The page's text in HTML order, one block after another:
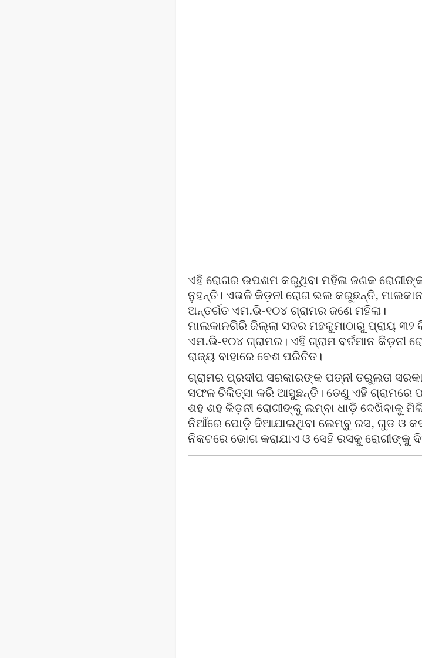
ଏହି ରୋଗର ଉପଶମ କରୁଥିବା ମହିଳା ଜଣକ
ନୁହନ୍ତି। ଏଭଳି କିଡ଼ନୀ ରୋଗ ଭଲ କରୁଛନ୍ତି,
ଅନ୍ତର୍ଗତ ଏମ.ଭି-୧୦୪ ଗ୍ରାମର ଜଣେ ମହିଳା।
ମାଲକାନଗିରି ଜିଲ୍ଲା ସଦର ମହକୁମାଠାରୁ ପ୍ରାୟ
ଏମ.ଭି-୧୦୪ ଗ୍ରାମର। ଏହି ଗ୍ରାମ ବର୍ତମାନ କିଡ଼ନୀ
ରାଜ୍ୟ ବାହାରେ ବେଶ ପରିଚିତ।
ଗ୍ରାମର ପ୍ରଦୀପ ସରକାରଙ୍କ ପତ୍ନୀ ତରୁଲତା
ସଫଳ ଚିକିତ୍ସା କରି ଆସୁଛନ୍ତି। ତେଣୁ ଏହି
ଶହ ଶହ କିଡ଼ନୀ ରୋଗୀଙ୍କୁ ଲମ୍ବା ଧାଡ଼ି ଦେଖିବାକୁ
ନିଆଁରେ ପୋଡ଼ି ଦିଆଯାଇଥିବା ଲେମ୍ବୁ ରସ, ଗୁଡ ଓ
ନିକଟରେ ଭୋଗ କରାଯାଏ ଓ ସେହି ରସକୁ ରୋଗୀଙ୍କୁ